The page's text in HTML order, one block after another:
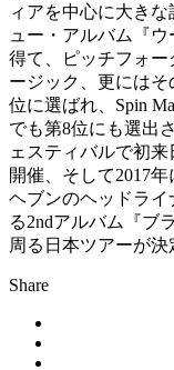
ィアを中心に大き
ュー・アルバム『
得て、ピッチフォー
ージック、更には
位に選ばれ、Spin
でも第8位にも選出
ェスティバルで初
開催、そして2017
ヘブンのヘッドライ
る2ndアルバム『ブ
周る日本ツアーが決
Share